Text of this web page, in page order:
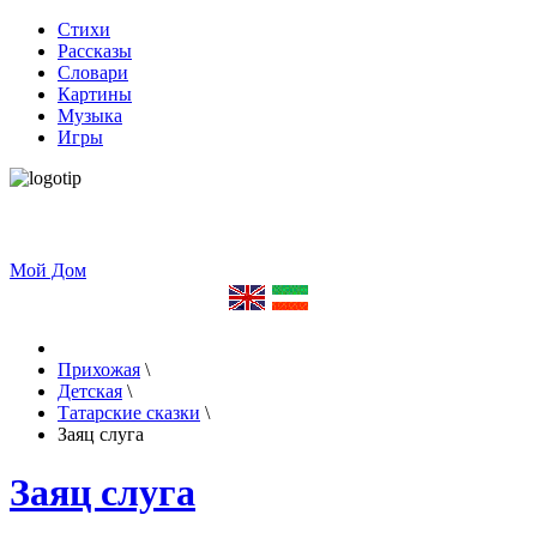
Стихи
Рассказы
Словари
Картины
Музыка
Игры
Мой Дом
Прихожая \
Детская \
Татарские сказки \
Заяц слуга
Заяц слуга